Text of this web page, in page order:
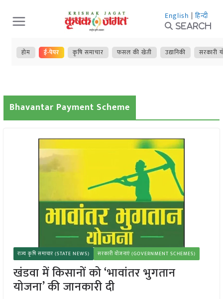
Skip
to
content
English | हिन्दी
Search
होम ई-पेपर कृषि समाचार फसल की खेती उद्यानिकी सरकारी
Bhavantar Payment Scheme
राज्य कृषि समाचार (STATE NEWS) सरकारी योजनाएं (GOVERNMENT SCHEMES)
खंडवा में किसानों को ‘भावांतर भुगतान
योजना’ की जानकारी दी